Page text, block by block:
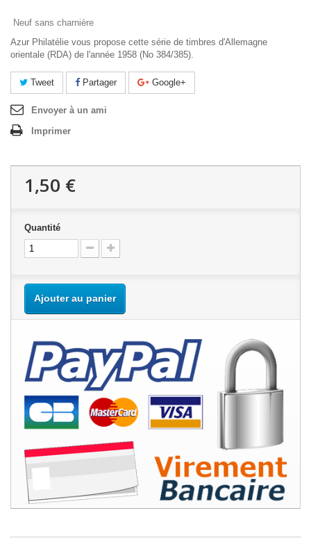
Neuf sans charnière
Azur Philatélie vous propose cette série de timbres d'Allemagne
orientale (RDA) de l'année 1958 (No 384/385).
Tweet Partager Google+
Envoyer à un ami
Imprimer
1,50 €
Quantité
Ajouter au panier